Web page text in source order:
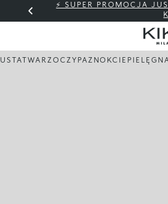
⚡ SUPER PROMOCJA
USTATWARZOCZY PAZNOKCIE